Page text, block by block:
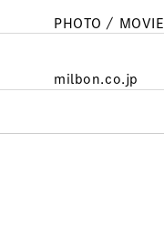
PHOTO / MOVIE
milbon.co.jp